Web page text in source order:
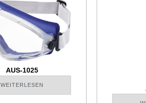
AUS-1025
WEITERLESEN